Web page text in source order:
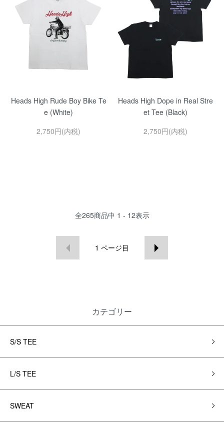
Heads High Rude Boy Bike Te
e (White)
2,750円(内税)
Heads High Dope in Real Stre
et Tee (Black)
2,750円(内税)
全265商品中 1 - 12表示
1 ページ目
カテゴリー
S/S TEE
L/S TEE
SWEAT